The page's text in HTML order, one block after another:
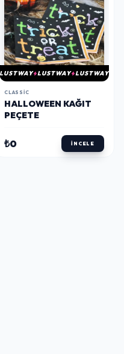
LUSTWAY LUSTWAY LUSTWAY
CLASSIC
HALLOWEEN KAĞIT
PEÇETE
₺0 İNCELE